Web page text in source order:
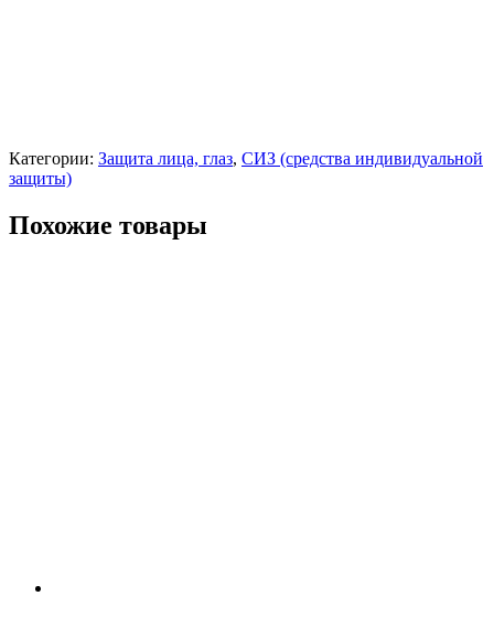
Категории: Защита лица, глаз, СИЗ (средства индивидуальной
защиты)
Похожие товары